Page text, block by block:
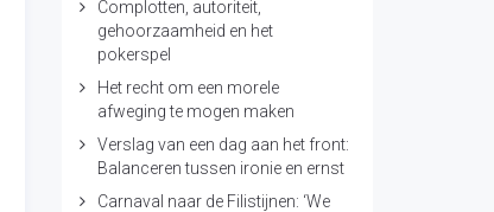
Complotten, autoriteit,
gehoorzaamheid en het
pokerspel
Het recht om een morele
afweging te mogen maken
Verslag van een dag aan het front:
Balanceren tussen ironie en ernst
Carnaval naar de Filistijnen: ‘We